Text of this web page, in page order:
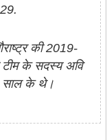
की 2019-
टीम के सदस्य अवि
साल के थे।